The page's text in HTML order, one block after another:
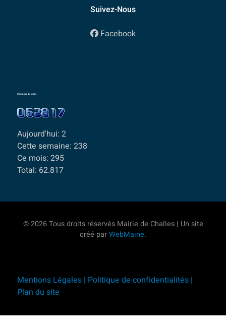
Suivez-Nous
Facebook
Compteur de visites
Aujourd'hui: 2
Cette semaine: 238
Ce mois: 295
Total: 62.817
© 2026 Tous droits réservés Mairie de Challes | Un site
créé parWebMaine.
Mentions Légales | Politique de confidentialités |
Plan du site